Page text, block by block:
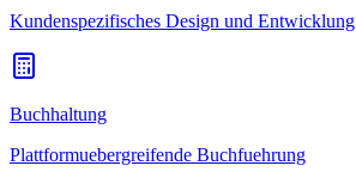
Kundenspezifisches Design und Entwicklung
Buchhaltung
Plattformuebergreifende Buchfuehrung